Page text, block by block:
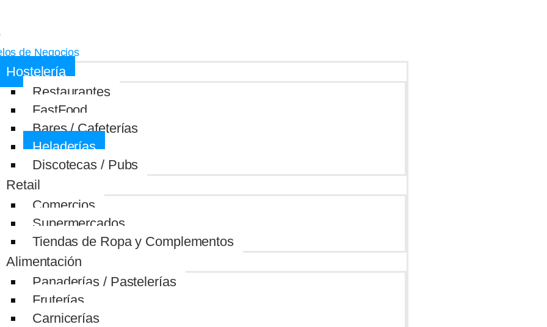
de Negocios
Hostelería
Restaurantes
FastFood
Bares / Cafeterías
Heladerías
Discotecas / Pubs
Retail
Comercios
Supermercados
Tiendas de Ropa y Complementos
Alimentación
Panaderías / Pastelerías
Fruterías
Carnicerías